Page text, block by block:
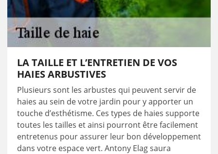
LA TAILLE ET L’ENTRETIEN DE VOS
HAIES ARBUSTIVES
Plusieurs sont les arbustes qui peuvent servir de
haies au sein de votre jardin pour y apporter un
touche d’esthétisme. Ces types de haies supporte
toutes les tailles et ainsi pourront être facilement
entretenus pour assurer leur bon développement
dans votre espace vert. Antony Elag saura